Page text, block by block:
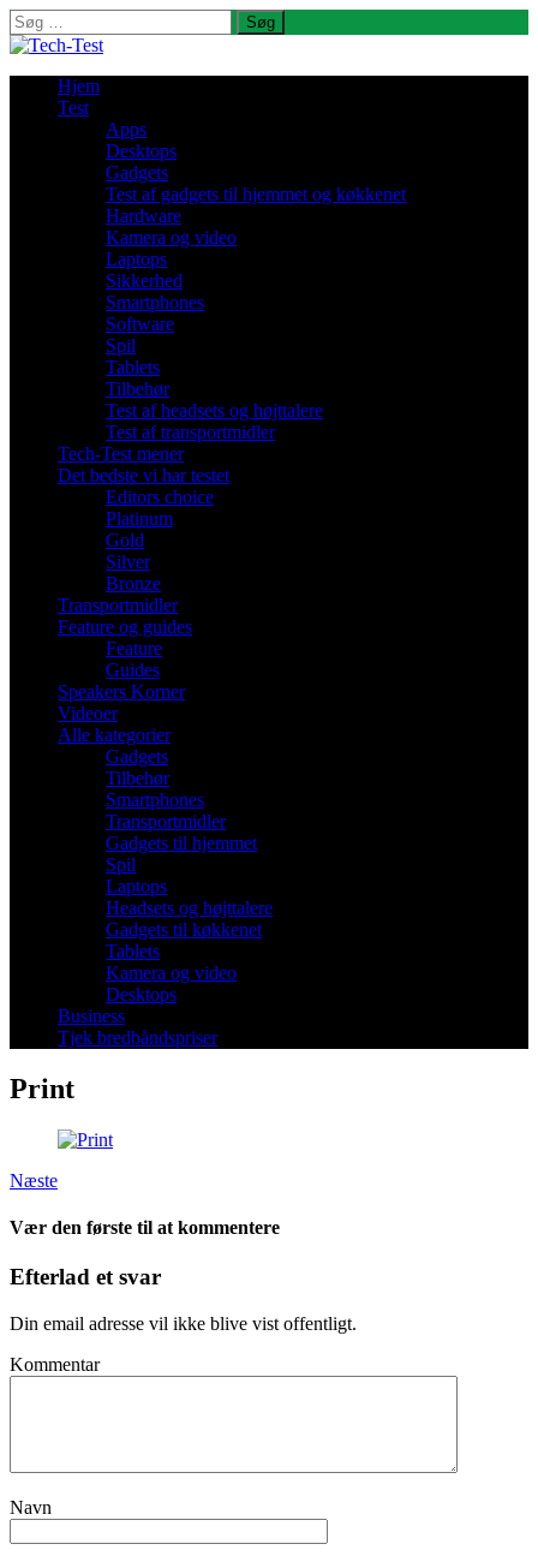
Søg
efter:
Hjem
Test
Apps
Desktops
Gadgets
Test af gadgets til hjemmet og køkkenet
Hardware
Kamera og video
Laptops
Sikkerhed
Smartphones
Software
Spil
Tablets
Tilbehør
Test af headsets og højttalere
Test af transportmidler
Tech-Test mener
Det bedste vi har testet
Editors choice
Platinum
Gold
Silver
Bronze
Transportmidler
Feature og guides
Feature
Guides
Speakers Korner
Videoer
Alle kategorier
Gadgets
Tilbehør
Smartphones
Transportmidler
Gadgets til hjemmet
Spil
Laptops
Headsets og højttalere
Gadgets til køkkenet
Tablets
Kamera og video
Desktops
Business
Tjek bredbåndspriser
Print
Næste
Vær den første til at kommentere
Efterlad et svar
Din email adresse vil ikke blive vist offentligt.
Kommentar
Navn